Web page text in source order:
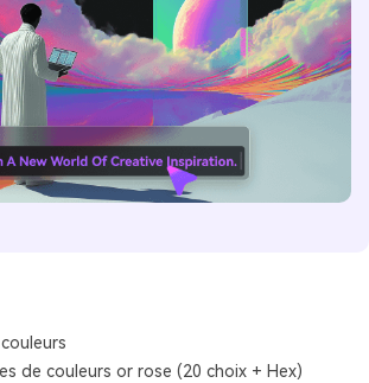
de couleurs or rose (20 choix + Hex)